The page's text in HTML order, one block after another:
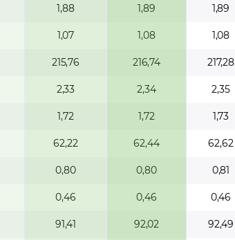
1,88 1,89 1,89
1,07 1,08 1,08
215,76 216,74 217,28
2,33 2,34 2,35
1,72 1,72 1,73
62,22 62,44 62,62
0,80 0,80 0,81
0,46 0,46 0,46
91,41 92,02 92,49